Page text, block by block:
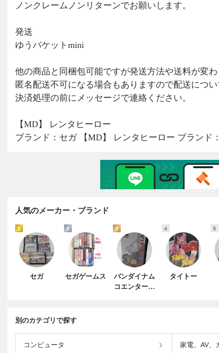
人気のメーカー・ブランド
1
セガ
2
セガゲームス
3
バンダイナム
コエンターテ
4
タイトー
5
別のカテゴリで探す
コンピュータ 家電、AV、